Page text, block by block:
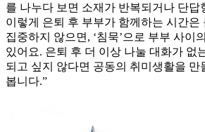
를 나누다 보면 소재가 반복되거나 단답
이렇게 은퇴 후 부부가 함께하는 시간은
집중하지 않으면, ‘침묵’으로 부부 사이
있어요. 은퇴 후 더 이상 나눌 대화가 없
되고 싶지 않다면 공동의 취미생활을 만
봅니다.”